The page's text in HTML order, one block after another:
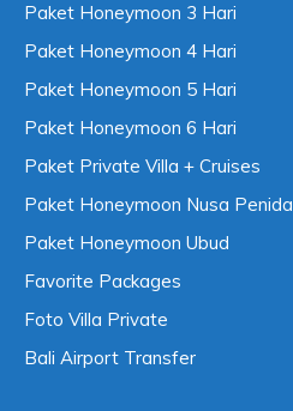
Paket Honeymoon 3 Hari
Paket Honeymoon 4 Hari
Paket Honeymoon 5 Hari
Paket Honeymoon 6 Hari
Paket Private Villa + Cruises
Paket Honeymoon Nusa Penida
Paket Honeymoon Ubud
Favorite Packages
Foto Villa Private
Bali Airport Transfer